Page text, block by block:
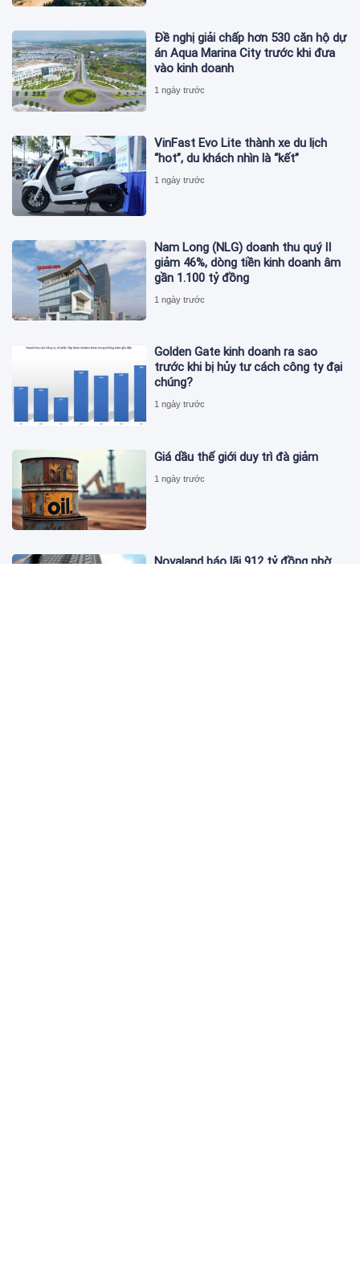
Đề nghị giải chấp hơn 530 căn hộ dự
án Aqua Marina City trước khi đưa
vào kinh doanh
1 ngày trước
VinFast Evo Lite thành xe du lịch
“hot”, du khách nhìn là “kết”
1 ngày trước
Nam Long (NLG) doanh thu quý II
giảm 46%, dòng tiền kinh doanh âm
gần 1.100 tỷ đồng
1 ngày trước
Golden Gate kinh doanh ra sao
trước khi bị hủy tư cách công ty đại
chúng?
1 ngày trước
Giá dầu thế giới duy trì đà giảm
1 ngày trước
Novaland báo lãi 912 tỷ đồng nhờ